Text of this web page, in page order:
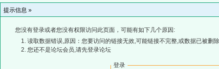
提示信息 »
您没有登录或者您没有权限访问此页面，可能有如下几个原因:
读取数据错误,原因：您要访问的链接无效,可能链接不完整,或数据已被删
您还不是论坛会员,请先登录论坛
登录